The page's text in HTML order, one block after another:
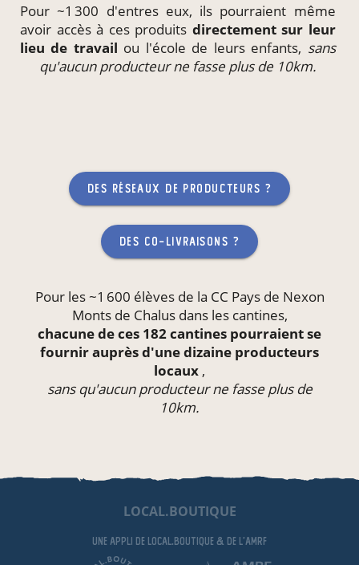
Pour ~1 300 d'entres eux, ils pourraient même
avoir accès à ces produits directementsur leur
lieu de travail ou l'école de leurs enfants, sans
qu'aucun producteur ne fasse plus de 10km.
des réseaux de producteurs ?
des co-livraisons ?
Pour les ~1 600 élèves de la CC Pays de Nexon
Monts de Chalus dans les cantines,
chacune de ces 182 cantines pourraient se
fournir auprès d'une dizaine producteurs
locaux ,
sans qu'aucun producteur ne fasse plus de
10km.
LOCAL.BOUTIQUE
une appli de local.boutique & de l'AMRF